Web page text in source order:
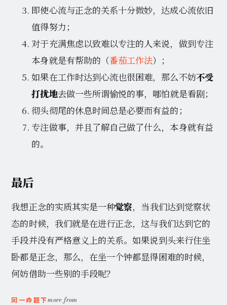
即使心流与正念的关系十分微妙，达成心流依旧
值得努力；
对于充满焦虑以致难以专注的人来说，做到专注
本身就是有帮助的（番茄工作法）；
如果在工作时达到心流也很困难，那么不妨不受
打扰地去做一些所谓愉悦的事，哪怕就是看剧；
彻头彻尾的休息时间总是必要而有益的；
专注做事，并且了解自己做了什么，本身就有益
的。
最后
我想正念的实质其实是一种觉察，当我们达到觉察状
态的时候，我们就是在进行正念，这与我们达到它的
手段并没有严格意义上的关系。如果说到头来行住坐
卧都是正念，那么，在坐一个钟都显得困难的时候，
何妨借助一些别的手段呢？
同一命题下more from